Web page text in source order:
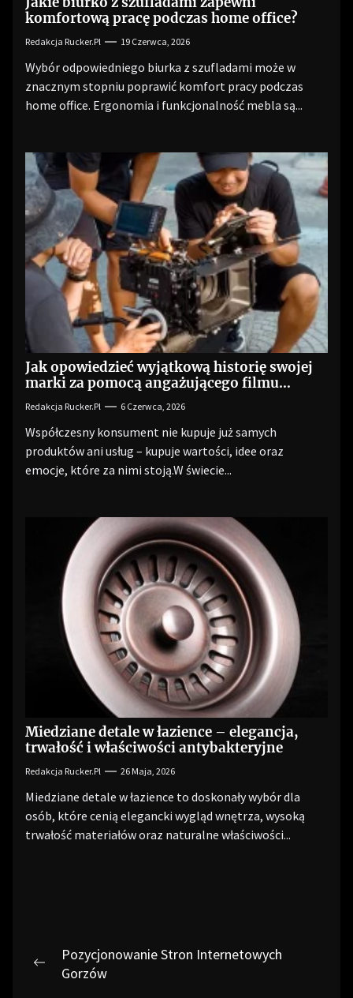
komfortową pracę podczas home office?
Redakcja Rucker.pl 19 Czerwca, 2026
Wybór odpowiedniego biurka z szufladami może w
znacznym stopniu poprawić komfort pracy podczas
home office. Ergonomia i funkcjonalność mebla są...
Jak opowiedzieć wyjątkową historię swojej
marki za pomocą angażującego filmu
Redakcja Rucker.pl 6 Czerwca, 2026
Współczesny konsument nie kupuje już samych
produktów ani usług – kupuje wartości, idee oraz
emocje, które za nimi stoją.W świecie...
Miedziane detale w łazience – elegancja,
trwałość i właściwości antybakteryjne
Redakcja Rucker.pl 26 Maja, 2026
Miedziane detale w łazience to doskonały wybór dla
osób, które cenią elegancki wygląd wnętrza, wysoką
trwałość materiałów oraz naturalne właściwości...
Nawigacja
wpisu
Previous
Pozycjonowanie Stron Internetowych
Gorzów